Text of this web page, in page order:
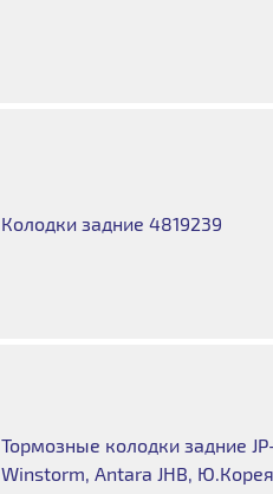
Колодки задние 4819239
Тормозные колодки задние
Winstorm, Antara JHB, Ю.Корея